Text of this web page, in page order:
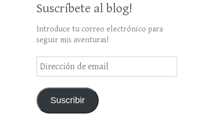
Suscríbete al blog!
Introduce tu correo electrónico para
seguir mis aventuras!
Dirección
de
Suscribir